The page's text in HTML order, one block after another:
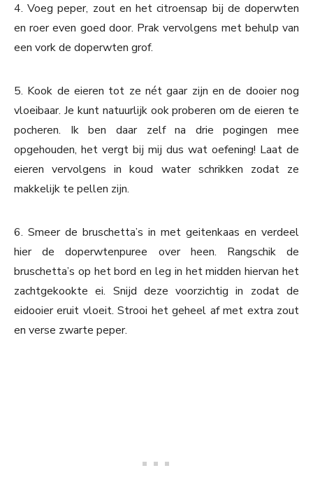
4. Voeg peper, zout en het citroensap bij de doperwten
en roer even goed door. Prak vervolgens met behulp van
een vork de doperwten grof.
5. Kook de eieren tot ze nét gaar zijn en de dooier nog
vloeibaar. Je kunt natuurlijk ook proberen om de eieren te
pocheren. Ik ben daar zelf na drie pogingen mee
opgehouden, het vergt bij mij dus wat oefening! Laat de
eieren vervolgens in koud water schrikken zodat ze
makkelijk te pellen zijn.
6. Smeer de bruschetta’s in met geitenkaas en verdeel
hier de doperwtenpuree over heen. Rangschik de
bruschetta’s op het bord en leg in het midden hiervan het
zachtgekookte ei. Snijd deze voorzichtig in zodat de
eidooier eruit vloeit. Strooi het geheel af met extra zout
en verse zwarte peper.